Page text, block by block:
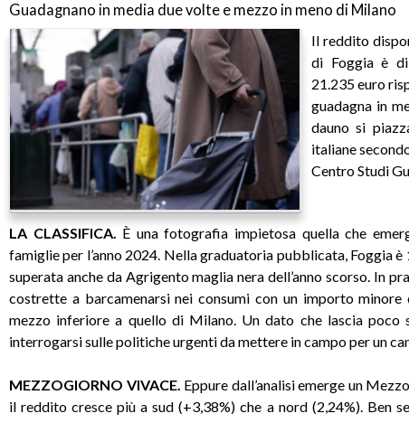
Guadagnano in media due volte e mezzo in meno di Milano
Il reddito
di Foggia è
21.235 euro
guadagna in
dauno si
italiane
Centro Studi
LA CLASSIFICA. È una fotografia impietosa quella che
famiglie per l’anno 2024. Nella graduatoria pubblicata, Foggia
superata anche da Agrigento maglia nera dell’anno scorso. In
costrette a barcamenarsi nei consumi con un importo
mezzo inferiore a quello di Milano. Un dato che lascia poco
interrogarsi sulle politiche urgenti da mettere in campo per un
MEZZOGIORNO VIVACE. Eppure dall’analisi emerge un
il reddito cresce più a sud (+3,38%) che a nord (2,24%). Ben